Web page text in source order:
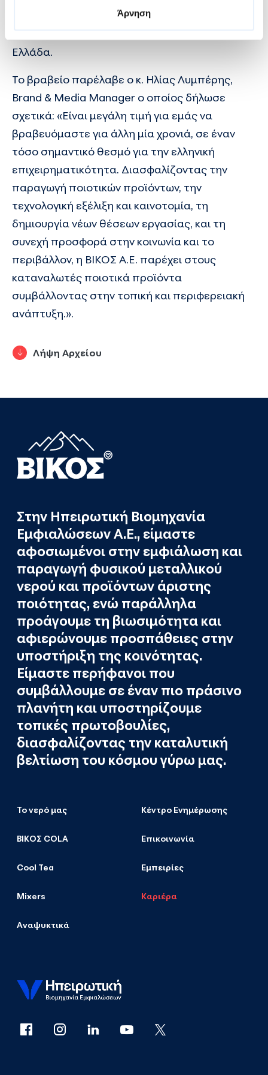
Άρνηση
, ανάμεσα στις κορυφαίες εταιρείες
Ελλάδα.
Το βραβείο παρέλαβε ο κ. Ηλίας Λυμπέρης,
Brand & Media Manager ο οποίος δήλωσε
σχετικά: «Είναι μεγάλη τιμή για εμάς να
βραβευόμαστε για άλλη μία χρονιά, σε έναν
τόσο σημαντικό θεσμό για την ελληνική
επιχειρηματικότητα. Διασφαλίζοντας την
παραγωγή ποιοτικών προϊόντων, την
τεχνολογική εξέλιξη και καινοτομία, τη
δημιουργία νέων θέσεων εργασίας, και τη
συνεχή προσφορά στην κοινωνία και το
περιβάλλον, η ΒΙΚΟΣ Α.Ε. παρέχει στους
καταναλωτές ποιοτικά προϊόντα
συμβάλλοντας στην τοπική και περιφερειακή
ανάπτυξη.».
Λήψη Αρχείου
Στην Ηπειρωτική Βιομηχανία
Εμφιαλώσεων Α.Ε., είμαστε
αφοσιωμένοι στην εμφιάλωση και
παραγωγή φυσικού μεταλλικού
νερού και προϊόντων άριστης
ποιότητας, ενώ παράλληλα
προάγουμε τη βιωσιμότητα και
αφιερώνουμε προσπάθειες στην
υποστήριξη της κοινότητας.
Είμαστε περήφανοι που
συμβάλλουμε σε έναν πιο πράσινο
πλανήτη και υποστηρίζουμε
τοπικές πρωτοβουλίες,
διασφαλίζοντας την καταλυτική
βελτίωση του κόσμου γύρω μας.
Το νερό μας
ΒΙΚΟΣ COLA
Cool Tea
Mixers
Αναψυκτικά
Κέντρο Ενημέρωσης
Επικοινωνία
Εμπειρίες
Καριέρα